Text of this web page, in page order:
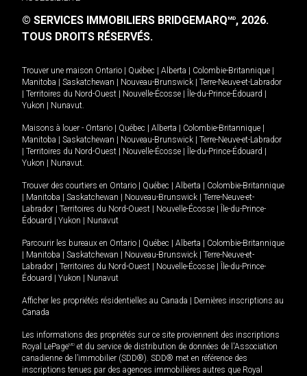
© SERVICES IMMOBILIERS BRIDGEMARQMD, 2026.
TOUS DROITS RÉSERVÉS.
Trouver une maison Ontario Québec Alberta Colombie-Britannique
Manitoba
Saskatchewan Nouveau-Brunswick
Terre-Neuve-et-Labrador
Territoires du Nord-Ouest Nouvelle-Écosse Île-du-Prince-Édouard
Yukon
Nunavut.
Maisons à louer - Ontario Québec Alberta Colombie-Britannique
Manitoba
Saskatchewan Nouveau-Brunswick
Terre-Neuve-et-Labrador
Territoires du Nord-Ouest Nouvelle-Écosse Île-du-Prince-Édouard
Yukon
Nunavut.
Trouver des courtiers en Ontario Québec Alberta
Colombie-Britannique
Manitoba Saskatchewan Nouveau-Brunswick
Terre-Neuve-et-
Labrador
Territoires du Nord-Ouest Nouvelle-Écosse
Île-du-Prince-
Édouard
Yukon Nunavut
Parcourir les bureaux en Ontario Québec Alberta
Colombie-Britannique
Manitoba Saskatchewan Nouveau-Brunswick
Terre-Neuve-et-
Labrador
Territoires du Nord-Ouest Nouvelle-Écosse
Île-du-Prince-
Édouard
Yukon Nunavut
Afficher les propriétés résidentielles au Canada
Dernières inscriptions au
Canada
Les informations des propriétés sur ce site proviennent des inscriptions
Royal LePageMD et du service de distribution de données de l'Association
canadienne de l’immobilier (SDD®). SDD® met en référence des
inscriptions tenues par des agences immobilières autres que Royal